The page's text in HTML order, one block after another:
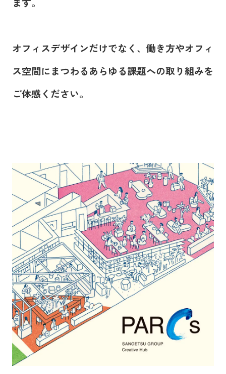
オフィスデザインだけでなく、働き方やオフィ
ス空間にまつわるあらゆる課題への取り組みを
ご体感ください。